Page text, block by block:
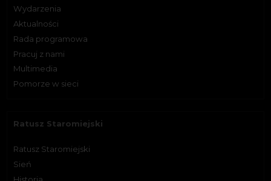
Wydarzenia
Aktualności
Rada programowa
Pracuj z nami
Multimedia
Pomorze w sieci
Ratusz Staromiejski
Ratusz Staromiejski
Sień
Historia